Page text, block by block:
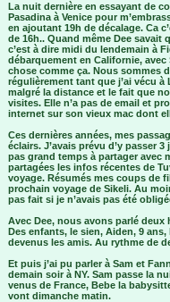
La nuit dernière en essayant de
Pasadina à Venice pour
en ajoutant 19h de décalage. Ca
de 16h.. Quand même Dee
c’est à dire midi du lendemain à
débarquement en Californie,
chose comme ça. Nous sommes
régulièrement tant que j’ai vécu
malgré la distance et le fait que
visites. Elle n’a pas de email et
internet sur son vieux mac dont
Ces dernières années, mes
éclairs. J’avais prévu d’y passer
pas grand temps à partager avec
partagées les infos récentes de
voyage. Résumés mes coups de
prochain voyage de Sikeli. Au
pas fait si je n’avais pas été
Avec Dee, nous avons parlé
Des enfants, le sien, Aiden, 9
devenus les amis. Au rythme de
Et puis j’ai pu parler à Sam et
demain soir à NY. Sam passe la
venus de France, Bebe la
vont dimanche matin.